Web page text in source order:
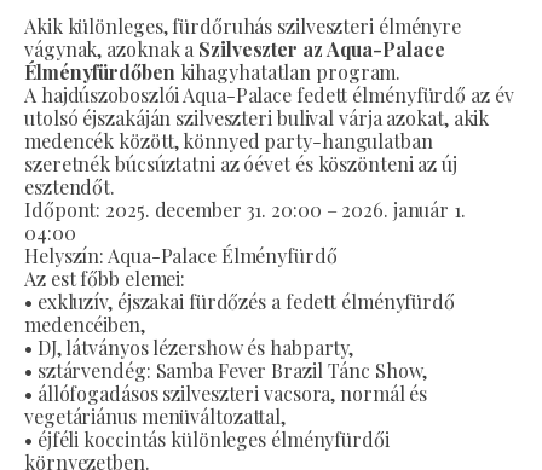
Akik különleges, fürdőruhás szilveszteri élményre
vágynak, azoknak a Szilveszter az Aqua-Palace
Élményfürdőbenkihagyhatatlan program.
A hajdúszoboszlói Aqua-Palace fedett élményfürdő az év
utolsó éjszakáján szilveszteri bulival várja azokat, akik
medencék között, könnyed party-hangulatban
szeretnék búcsúztatni az óévet és köszönteni az új
esztendőt.
Időpont: 2025. december 31. 20:00 – 2026. január 1.
04:00
Helyszín: Aqua-Palace Élményfürdő
Az est főbb elemei:
• exkluzív, éjszakai fürdőzés a fedett élményfürdő
medencéiben,
• DJ, látványos lézershow és habparty,
• sztárvendég: Samba Fever Brazil Tánc Show,
• állófogadásos szilveszteri vacsora, normál és
vegetáriánus menüváltozattal,
• éjféli koccintás különleges élményfürdői
környezetben.